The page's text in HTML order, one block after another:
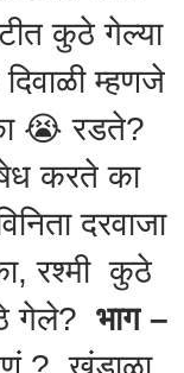
कुठे गेल्या
म्हणजे
😭 रडते?
करते का
दरवाजा
रश्मी कुठे
गेले? भाग –